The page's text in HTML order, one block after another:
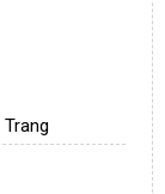
Trang